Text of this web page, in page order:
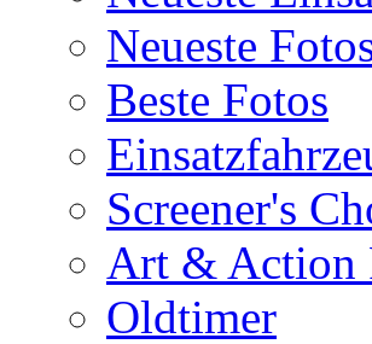
Neueste
Beste Fotos
Screener's
Art & Action
Oldtimer